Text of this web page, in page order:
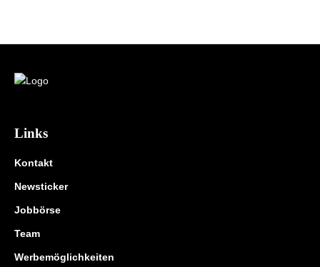
Links
Kontakt
Newsticker
Jobbörse
Team
Werbemöglichkeiten